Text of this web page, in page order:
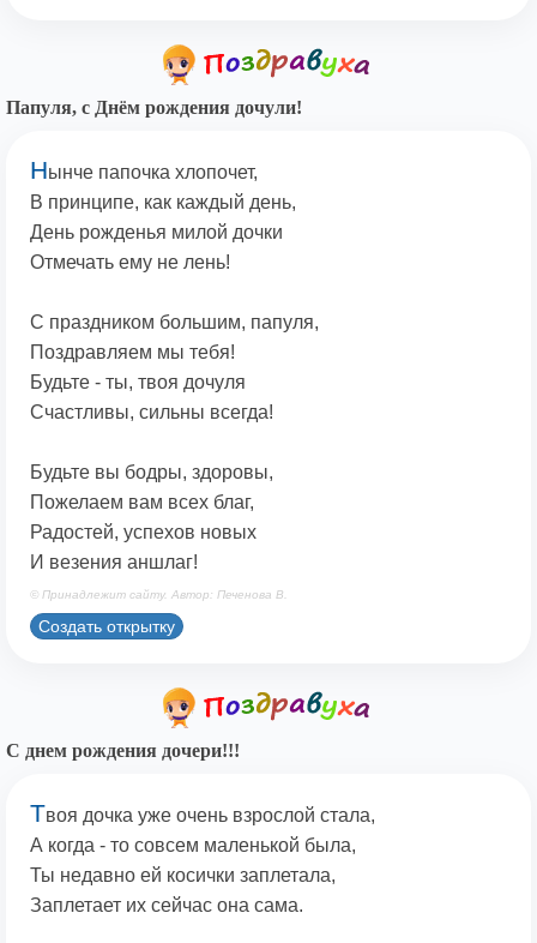
Папуля, с Днём рождения дочули!
Нынче папочка хлопочет,
В принципе, как каждый день,
День рожденья милой дочки
Отмечать ему не лень!
С праздником большим, папуля,
Поздравляем мы тебя!
Будьте - ты, твоя дочуля
Счастливы, сильны всегда!
Будьте вы бодры, здоровы,
Пожелаем вам всех благ,
Радостей, успехов новых
И везения аншлаг!
© Принадлежит сайту. Автор: Печенова В.
Создать открытку
С днем рождения дочери!!!
Твоя дочка уже очень взрослой стала,
А когда - то совсем маленькой была,
Ты недавно ей косички заплетала,
Заплетает их сейчас она сама.